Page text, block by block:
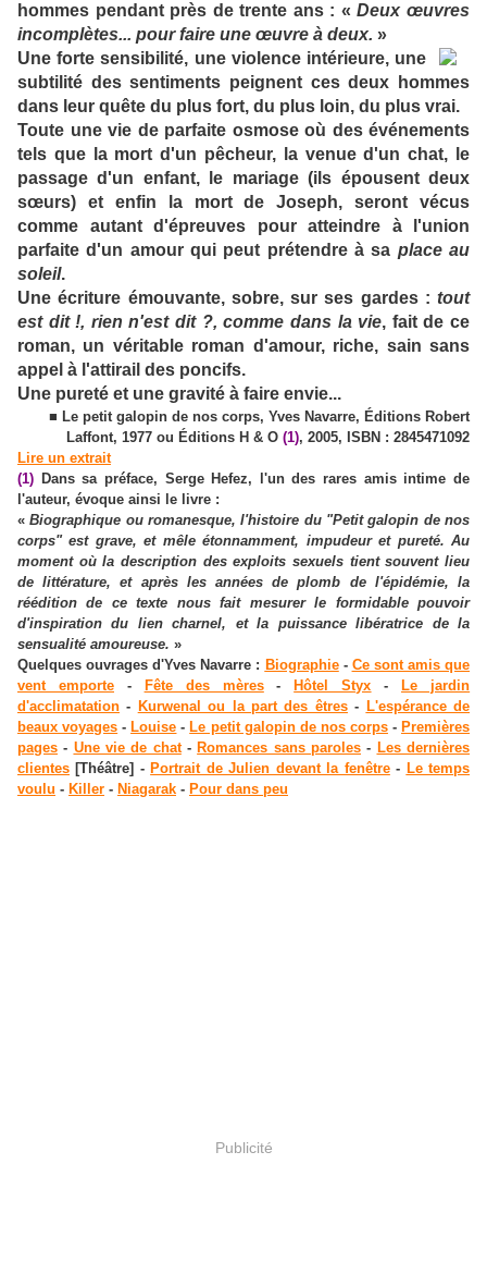
hommes pendant près de trente ans : «Deux œuvres
incomplètes... pour faire une œuvre à deux. »
Une forte sensibilité, une violence intérieure, une
subtilité des sentiments peignent ces deux hommes
dans leur quête du plus fort, du plus loin, du plus vrai.
Toute une vie de parfaite osmose où des événements
tels que la mort d'un pêcheur, la venue d'un chat, le
passage d'un enfant, le mariage (ils épousent deux
sœurs) et enfin la mort de Joseph, seront vécus
comme autant d'épreuves pour atteindre à l'union
parfaite d'un amour qui peut prétendre à sa place au
soleil.
Une écriture émouvante, sobre, sur ses gardes : tout
est dit !, rien n'est dit ?, comme dans la vie, fait de ce
roman, un véritable roman d'amour, riche, sain sans
appel à l'attirail des poncifs.
Une pureté et une gravité à faire envie...
■ Le petit galopin de nos corps, Yves Navarre, Éditions Robert
Laffont, 1977 ou Éditions H & O (1), 2005, ISBN : 2845471092
Lire un extrait
(1) Dans sa préface, Serge Hefez, l'un des rares amis intime de
l'auteur, évoque ainsi le livre :
«Biographique ou romanesque, l'histoire du "Petit galopin de nos
corps" est grave, et mêle étonnamment, impudeur et pureté. Au
moment où la description des exploits sexuels tient souvent lieu
de littérature, et après les années de plomb de l'épidémie, la
réédition de ce texte nous fait mesurer le formidable pouvoir
d'inspiration du lien charnel, et la puissance libératrice de la
sensualité amoureuse. »
Quelques ouvrages d'Yves Navarre : Biographie- Ce sont amis que
vent emporte- Fête des mères- Hôtel Styx -
Le jardin
d'acclimatation - Kurwenal ou la part des êtres- L'espérance de
beaux voyages - Louise - Le petit galopin de nos corps- Premières
pages - Une vie de chat- Romances sans paroles - Les dernières
clientes [Théâtre] - Portrait de Julien devant la fenêtre- Le temps
voulu - Killer - Niagarak - Pour dans peu
Publicité